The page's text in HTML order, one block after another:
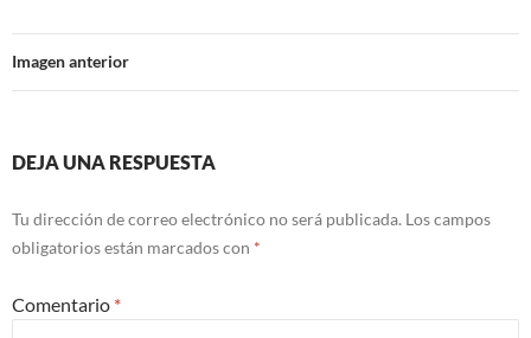
Imagen anterior
DEJA UNA RESPUESTA
Tu dirección de correo electrónico no será publicada. Los campos
obligatorios están marcados con *
Comentario *